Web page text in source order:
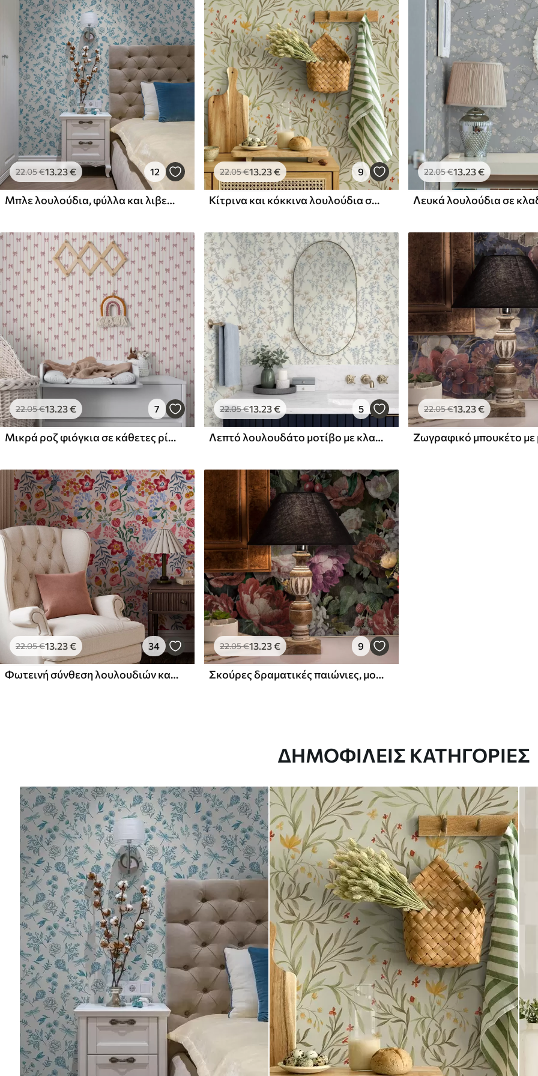
Μέθοδος εφαρμογής Απρόσκοπτη εφαρμογή
Διαθέσιμα υλικά
Στάνταρ
44.9826.99€/m²
Πρίμιουμ
34 .00 € /m²
Premium βινύλιο
65.0039.00€/m²
22.05€13.23€ 12
Μπλε λουλούδια, φύλλα και λιβελούλες σε λευκό φόντο
22.05€13.23€ 9
Κίτρινα και κόκκινα λουλούδια σε ανοιχτό πράσινο φόντο
22.05€13.23€
22.05€13.23€ 7
Μικρά ροζ φιόγκια σε κάθετες ρίγες
22.05€13.23€ 5
Λεπτό λουλουδάτο μοτίβο με κλαδιά και λουλούδια
22.05€13.23€
22.05€13.23€ 34
Φωτεινή σύνθεση λουλουδιών και μούρων με παπαγάλους
22.05€13.23€ 9
Σκούρες δραματικές παιώνιες, μούρα και πεταλούδα σε μαύρο φόντο
ΔΗΜΟΦΙΛΕΊΣ ΚΑΤΗΓΟΡΊΕΣ